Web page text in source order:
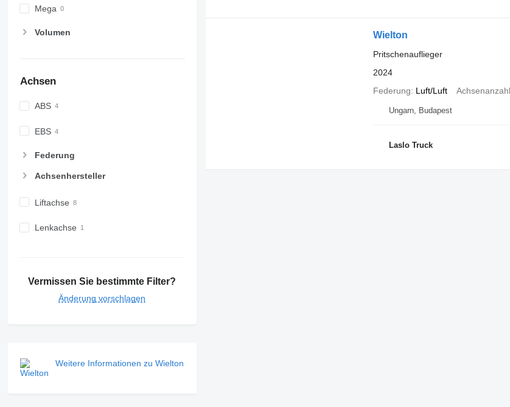
Mega
Volumen
Achsen
ABS
EBS
Federung
Achsenhersteller
Liftachse
Lenkachse
Vermissen Sie bestimmte Filter?
Änderung vorschlagen
Weitere Informationen zu Wielton
Wielton
Pritschenauflieger
2024
Federung
Luft/Luft Achsenanzahl
Ungarn, Budapest
Laslo Truck